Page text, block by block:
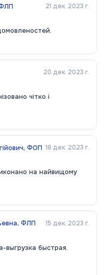
21 дек. 2023 г.
20 дек. 2023 г.
чітко і
ФОП 18 дек. 2023 г.
на найвищому
ФЛП
15 дек. 2023 г.
выгрузка быстрая.